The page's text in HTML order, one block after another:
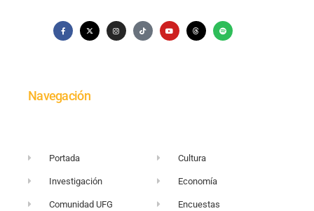
Navegación
Portada
Investigación
Comunidad UFG
Cultura
Economía
Encuestas